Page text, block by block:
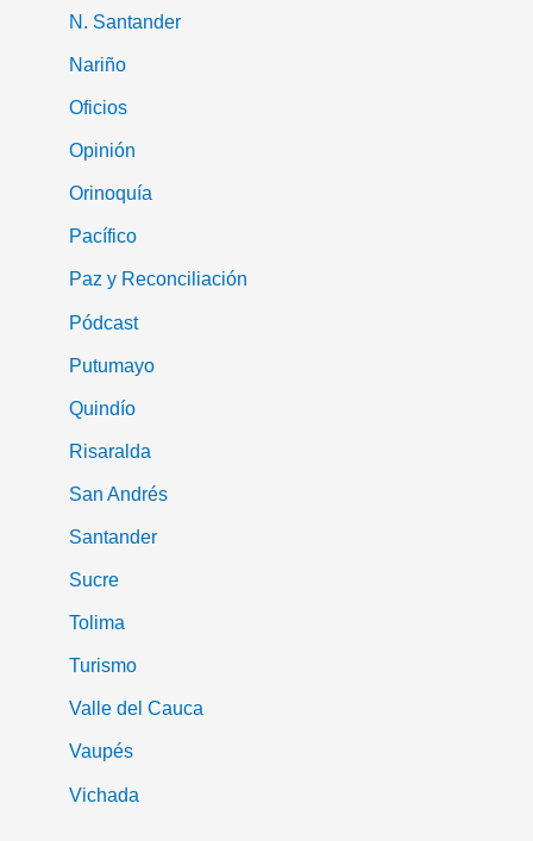
N. Santander
Nariño
Oficios
Opinión
Orinoquía
Pacífico
Paz y Reconciliación
Pódcast
Putumayo
Quindío
Risaralda
San Andrés
Santander
Sucre
Tolima
Turismo
Valle del Cauca
Vaupés
Vichada